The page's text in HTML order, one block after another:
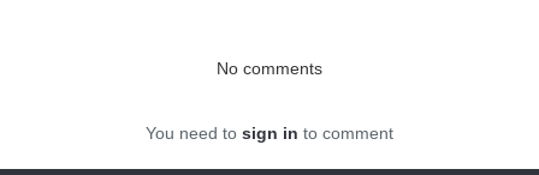
No comments
You need to sign in to comment